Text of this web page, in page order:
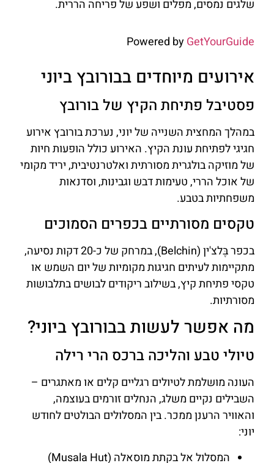
שלגים נמסים, מפלים ושפע של פריחה הררית.
Powered byGetYourGuide
אירועים מיוחדים בבורובץ ביוני
פסטיבל פתיחת הקיץ של בורובץ
במהלך המחצית השנייה של יוני, נערכת בורובץ אירוע
חגיגי לפתיחת עונת הקיץ. האירוע כולל הופעות חיות
של מוזיקה בולגרית מסורתית ואלטרנטיבית, יריד מקומי
של אוכל הררי, טעימות דבש וגבינות, וסדנאות
משפחתיות בטבע.
טקסים מסורתיים בכפרים הסמוכים
בכפר בֶּלצ'ין (Belchin), במרחק של כ-20 דקות נסיעה,
מתקיימות לעיתים חגיגות מקומיות של יום השמש או
טקסי פתיחת קיץ, בשילוב ריקודים לבושים בתלבושות
מסורתיות.
מה אפשר לעשות בבורובץ ביוני?
טיולי טבע והליכה ברכס הרי רילה
העונה מושלמת לטיולים רגליים קלים או מאתגרים –
השבילים נקיים משלג, הנחלים זורמים בעוצמה,
והאוויר הרענן ממכר. בין המסלולים הבולטים לחודש
יוני:
המסלול אל בקתת מוסאלה (Musala Hut)